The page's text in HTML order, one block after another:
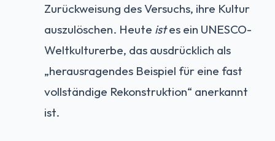
Zurückweisung des Versuchs, ihre Kultur
auszulöschen. Heute istes ein UNESCO-
Weltkulturerbe, das ausdrücklich als
„herausragendes Beispiel für eine fast
vollständige Rekonstruktion“ anerkannt
ist.